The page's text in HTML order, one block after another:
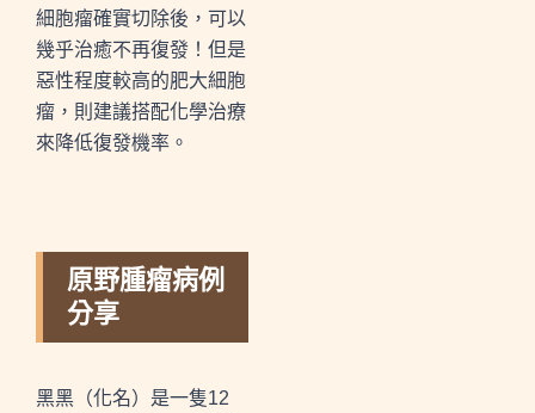
細胞瘤確實切除後，可以
幾乎治癒不再復發！但是
惡性程度較高的肥大細胞
瘤，則建議搭配化學治療
來降低復發機率。
原野腫瘤病例
分享
黑黑（化名）是一隻12